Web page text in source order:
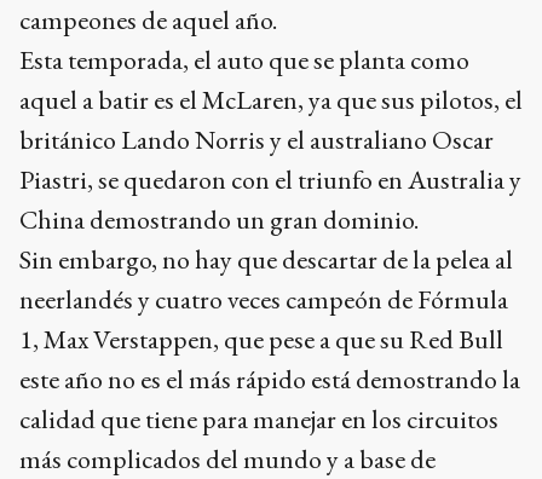
campeones de aquel año.
Esta temporada, el auto que se planta como
aquel a batir es el McLaren, ya que sus pilotos, el
británico Lando Norris y el australiano Oscar
Piastri, se quedaron con el triunfo en Australia y
China demostrando un gran dominio.
Sin embargo, no hay que descartar de la pelea al
neerlandés y cuatro veces campeón de Fórmula
1, Max Verstappen, que pese a que su Red Bull
este año no es el más rápido está demostrando la
calidad que tiene para manejar en los circuitos
más complicados del mundo y a base de